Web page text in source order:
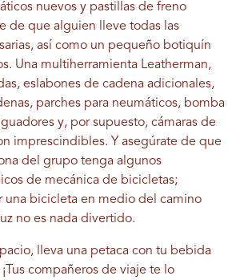
nuevos y pastillas de freno
de que alguien lleve todas las
así como un pequeño botiquín
Una multiherramienta Leatherman,
eslabones de cadena adicionales,
parches para neumáticos, bomba
y, por supuesto, cámaras de
imprescindibles. Y asegúrate de que
del grupo tenga algunos
de mecánica de bicicletas;
una bicicleta en medio del camino
no es nada divertido.
lleva una petaca con tu bebida
compañeros de viaje te lo